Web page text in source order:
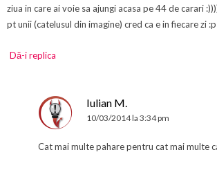
ziua in care ai voie sa ajungi acasa pe 44 de carari
pt unii (catelusul din imagine) cred ca e in fiecare zi :p
Dă-i replica
Iulian M.
10/03/2014 la 3:34 pm
Cat mai multe pahare pentru cat mai multe